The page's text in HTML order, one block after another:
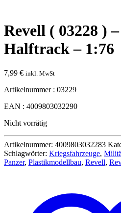
Revell ( 03228 )
Halftrack – 1:76
7,99 € inkl. MwSt
Artikelnummer : 03229
EAN : 4009803032290
Nicht vorrätig
Artikelnummer: 4009803032283
Schlagwörter: Kriegsfahrzeuge,
Panzer, Plastikmodellbau, Revell,